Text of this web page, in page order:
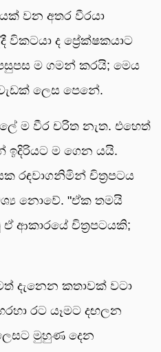
වන අතර වීරයා
විකටයා ද ප්‍රේක්ෂකයාට
ම ගමන් කරයි; මෙය
ලෙස පෙනේ.
ම වීර චරිත නැත. එහෙත්
ම ගෙන යයි.
රඳවාගනිමින් චිත්‍රපටය
නොවේ. "ඒක තමයි
ආකාරයේ චිත්‍රපටයකි;
දැනෙන කතාවක් වටා
රට යෑමට දඟලන
මුහුණ දෙන